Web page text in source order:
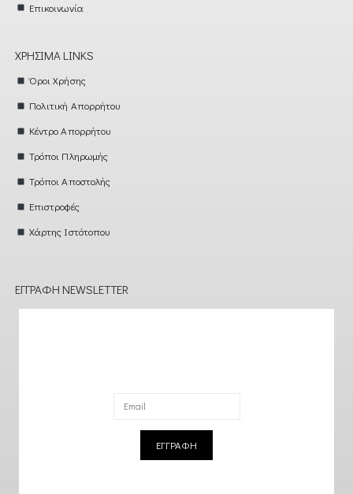
Επικοινωνία
ΧΡΉΣΙΜΑ LINKS
Όροι Χρήσης
Πολιτική Απορρήτου
Κέντρο Απορρήτου
Τρόποι Πληρωμής
Τρόποι Αποστολής
Επιστροφές
Χάρτης Ιστότοπου
ΕΓΓΡΑΦΉ NEWSLETTER
ΕΓΓΡΑΦΗ